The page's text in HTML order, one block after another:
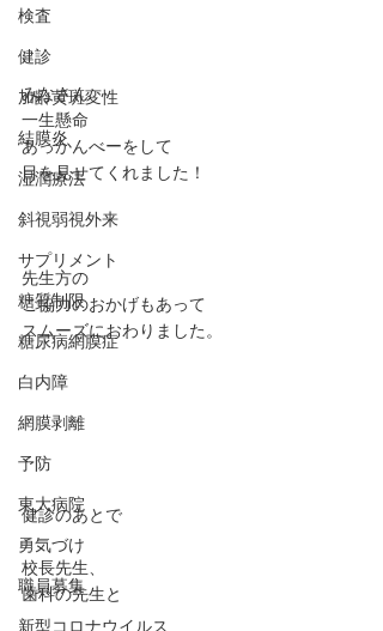
検査
健診
加齢黄斑変性
結膜炎
湿潤療法
斜視弱視外来
サプリメント
糖質制限
糖尿病網膜症
白内障
網膜剥離
予防
東大病院
勇気づけ
職員募集
新型コロナウイルス
みなさん
一生懸命
あっかんべーをして
目を見せてくれました！
先生方の
ご協力のおかげもあって
スムーズにおわりました。
健診のあとで
校長先生、
歯科の先生と